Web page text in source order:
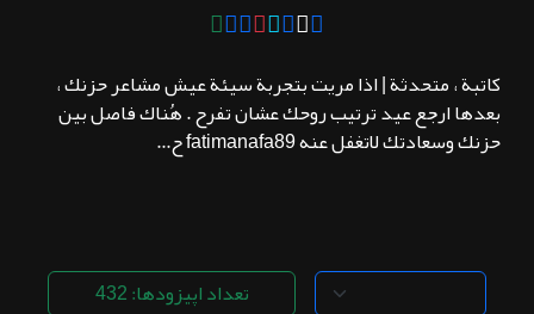
سوالات
متداول
كاتبة ، متحدثة | اذا مريت بتجربة سيئة عيش مشاعر حزنك ،
بعدها ارجع عيد ترتيب روحك عشان تفرح . هُناك فاصل بين
حزنك وسعادتك لاتغفل عنه fatimanafa89 ح...
تعداد اپیزودها: 432